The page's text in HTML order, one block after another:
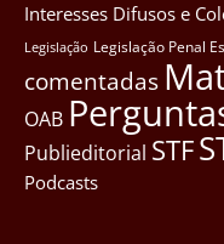
Interesses Difusos e
Legislação Legislação Penal
comentadas
OAB
Publieditorial STF
Podcasts